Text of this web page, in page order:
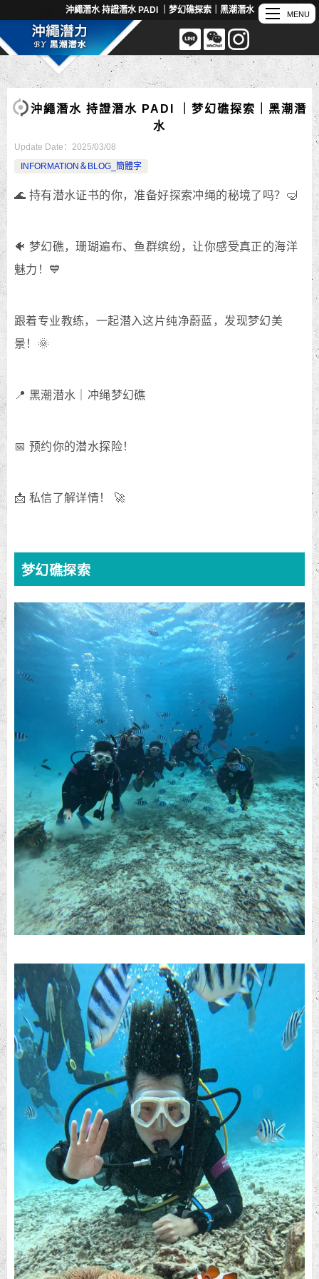
沖繩潛水 持證潛水 PADI ｜梦幻礁探索｜黑潮潛水
沖繩潛水 持證潛水 PADI ｜梦幻礁探索｜黑潮潛
水
Update Date： 2025/03/08
INFORMATION＆BLOG_簡體字
🌊 持有潜水证书的你，准备好探索冲绳的秘境了吗？🤿
🐠 梦幻礁，珊瑚遍布、鱼群缤纷，让你感受真正的海洋
魅力！💙
跟着专业教练，一起潜入这片纯净蔚蓝，发现梦幻美
景！🌞
📍 黑潮潜水｜冲绳梦幻礁
📅 预约你的潜水探险！
📩 私信了解详情！ 🚀
梦幻礁探索